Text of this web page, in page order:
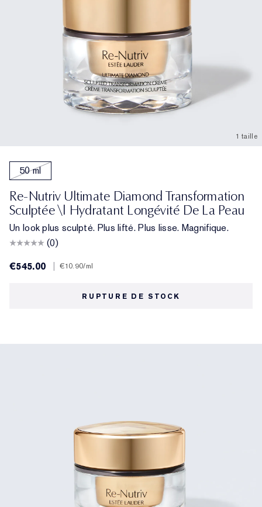
1 taille
50 ml
Re-Nutriv Ultimate Diamond Transformation
Sculptée \| Hydratant Longévité De La Peau
Un look plus sculpté. Plus lifté. Plus lisse. Magnifique.
(0)
€545.00
€10.90/ml
RUPTURE DE STOCK